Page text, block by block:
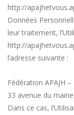
http://
Données
leur traitement,
http://
l’adresse suivante :
Fédération APAJH –
33 avenue du
Dans ce cas,